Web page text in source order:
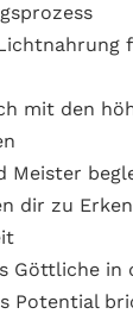
mit den
Meister
dir zu
Göttliche in
Potential